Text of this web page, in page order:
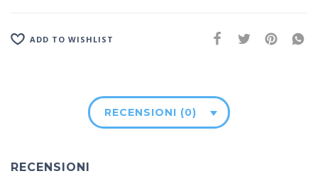
ADD TO WISHLIST
RECENSIONI (0)
RECENSIONI